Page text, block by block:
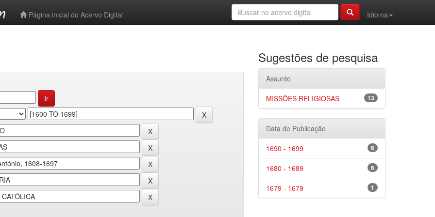
Página inicial do Acervo Digital
Idioma
Sugestões de pesquisa
Assunto
13
MISSÕES RELIGIOSAS
Data de Publicação
6
1690 - 1699
6
1680 - 1689
1
1679 - 1679